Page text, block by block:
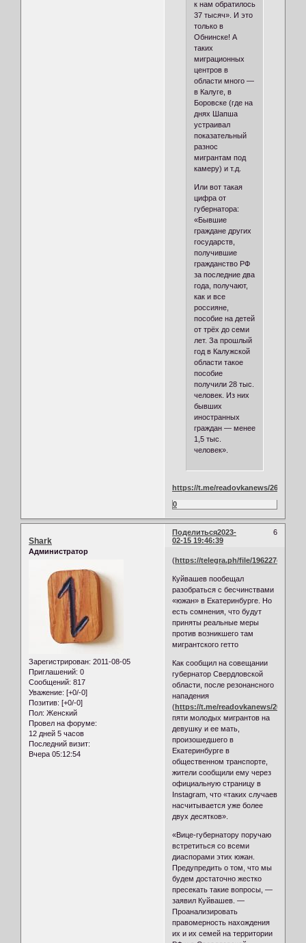
к нам обратилось
37 тысяч». И это
только в
Обнинске! А
таких
миграционных
центров в
области много —
в Калуге, в
Боровске (где на
днях Шапша
устраивал
показательный
разнос
мигрантам под
камеру) и т.д.
Или вот такая
цифра от
губернатора:
«Бывшие
граждане других
государств,
получившие
гражданство РФ
за последние два
года, получают,
как и все
россияне,
пособие на детей
от трёх до семи
лет. За прошлый
год в Калужской
области такое
пособие
получили 28 тыс.
человек. Из них
бывших
иностранных
граждан — менее
1,5 тыс.
человек».
https://t.me/readovkanews/26024
0
Поделиться 6
2023-
02-15 19:46:39
Shark
Администратор
Зарегистрирован: 2011-08-05
Приглашений: 0
Сообщений: 817
Уважение: [+0/-0]
Позитив: [+0/-0]
Пол: Женский
Провел на форуме:
12 дней 5 часов
Последний визит:
Вчера 05:12:54
(https://telegra.ph/file/
Куйвашев пообещал
разобраться с бесчинствами
«южан» в Екатеринбурге. Но
есть сомнения, что будут
приняты реальные меры
против возникшего там
мигрантского гетто
Как сообщил на совещании
губернатор Свердловской
области, после резонансного
нападения
(https://t.me/readovkanews/26017
пяти молодых мигрантов на
девушку и ее мать,
произошедшего в
Екатеринбурге в
общественном транспорте,
жители сообщили ему через
официальную страницу в
Instagram, что «таких случаев
насчитывается уже более
двух десятков».
«Вице-губернатору поручаю
встретиться со всеми
диаспорами этих южан.
Предупредить о том, что мы
будем достаточно жестко
пресекать такие вопросы, —
заявил Куйвашев. —
Проанализировать
правомерность нахождения
их и их семей на территории